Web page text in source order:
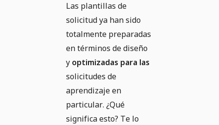
Las plantillas de
solicitud ya han sido
totalmente preparadas
en términos de diseño
y optimizadas para las
solicitudes de
aprendizaje en
particular. ¿Qué
significa esto? Te lo